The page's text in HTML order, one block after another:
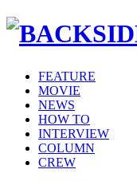
FEATURE
MOVIE
NEWS
HOW TO
INTERVIEW
COLUMN
CREW